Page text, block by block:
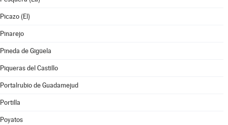
Picazo (El)
Pinarejo
Pineda de Gigüela
Piqueras del Castillo
Portalrubio de Guadamejud
Portilla
Poyatos